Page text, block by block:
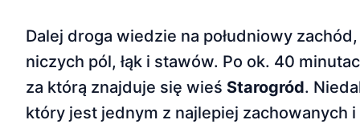
Dalej droga wiedzie na południowy
niczych pól, łąk i stawów. Po ok. 40
za którą znajduje się wieś Starogród.
który jest jednym z najlepiej